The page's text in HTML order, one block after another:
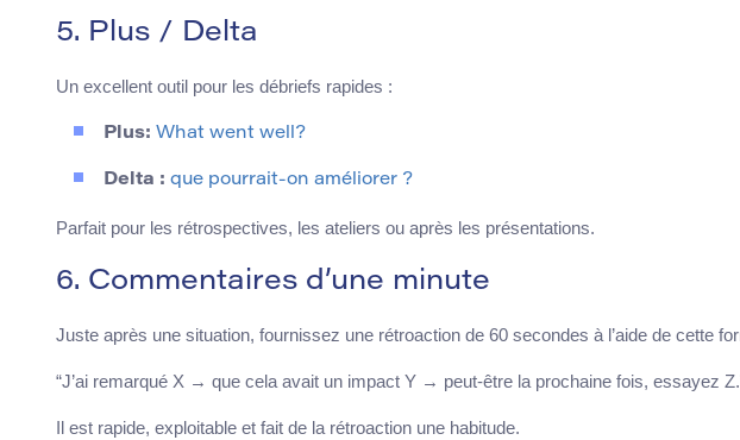
5. Plus / Delta
Un excellent outil pour les débriefs rapides :
Plus: What went well?
Delta : que pourrait-on améliorer ?
Parfait pour les rétrospectives, les ateliers ou après les présentations.
6. Commentaires d’une minute
Juste après une situation, fournissez une rétroaction de 60 secondes à l’aide de cette
“J’ai remarqué X → que cela avait un impact Y → peut-être la prochaine fois, essayez
Il est rapide, exploitable et fait de la rétroaction une habitude.